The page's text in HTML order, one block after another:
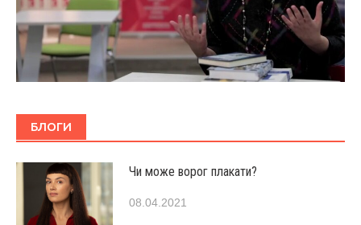
БЛОГИ
Чи може ворог плакати?
08.04.2021